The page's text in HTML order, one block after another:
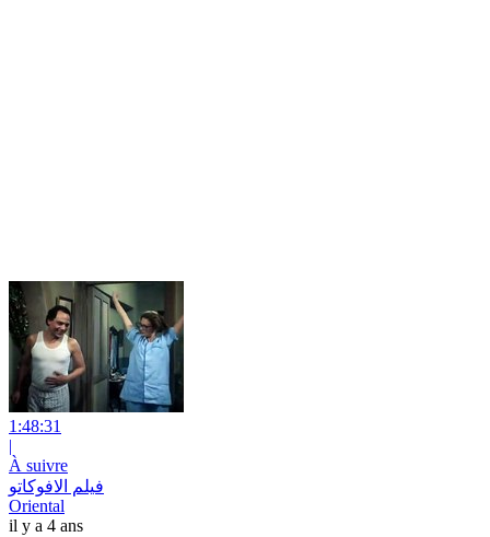
1:48:31
|
À suivre
فيلم الافوكاتو
Oriental
il y a 4 ans